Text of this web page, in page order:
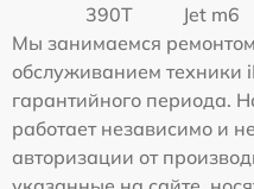
390T
Jet m6
Мы занимаемся
обслуживанием техники
гарантийного периода.
работает независимо и
авторизации от